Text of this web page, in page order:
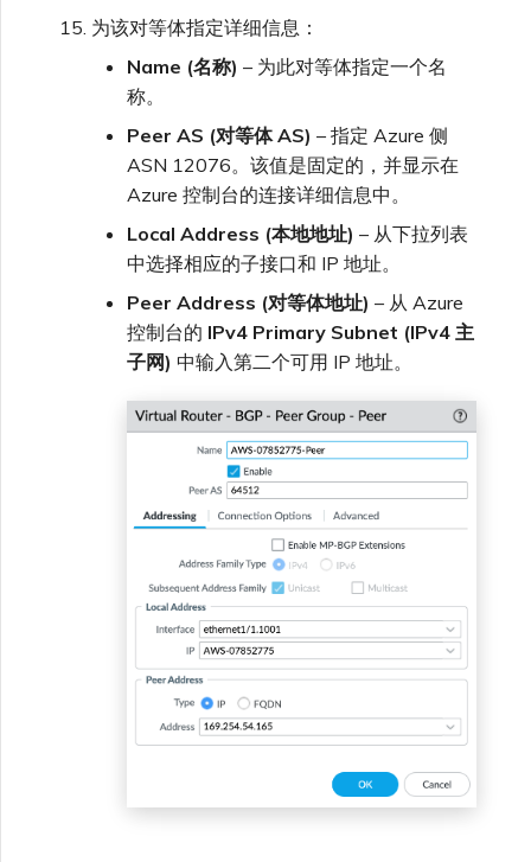
为该对等体指定详细信息：
Name (名称) – 为此对等体指定一个名
称。
Peer AS (对等体 AS) – 指定 Azure 侧
ASN 12076。该值是固定的，并显示在
Azure 控制台的连接详细信息中。
Local Address (本地地址) – 从下拉列表
中选择相应的子接口和 IP 地址。
Peer Address (对等体地址) – 从 Azure
控制台的 IPv4 Primary Subnet (IPv4 主
子网) 中输入第二个可用 IP 地址。